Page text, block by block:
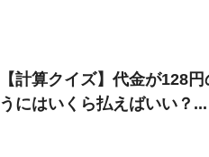
【計算クイズ】代金が128
うにはいくら払えばいい？...